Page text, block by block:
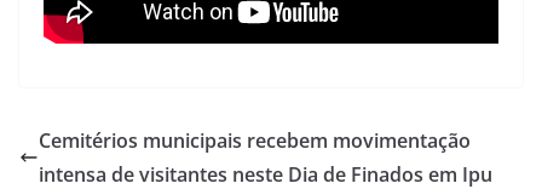
Cemitérios municipais recebem movimentação
intensa de visitantes neste Dia de Finados em Ipu